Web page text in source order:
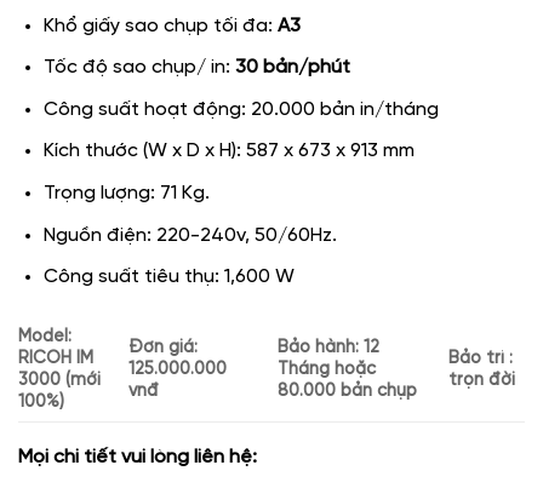
Khổ giấy sao chụp tối đa: A3
Tốc độ sao chụp/ in: 30 bản/phút
Công suất hoạt động: 20.000 bản in/tháng
Kích thước (W x D x H): 587 x 673 x 913 mm
Trọng lượng: 71 Kg.
Nguồn điện: 220-240v, 50/60Hz.
Công suất tiêu thụ: 1,600 W
Model:
RICOH IM
3000 (mới
100%)
Đơn giá:
125.000.000
vnđ
Bảo hành: 12
Tháng hoặc
80.000 bản chụp
Bảo trì :
trọn đời
Mọi chi tiết vui lòng liên hệ: